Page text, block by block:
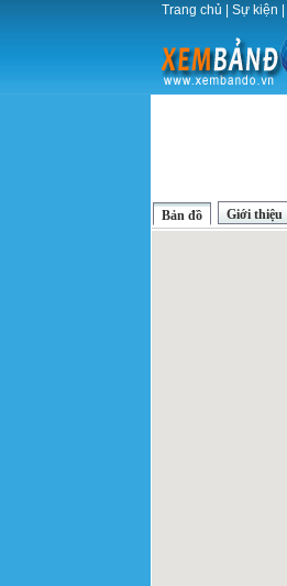
Trang chủ Sự kiện
Bản đồ Giới thiệu